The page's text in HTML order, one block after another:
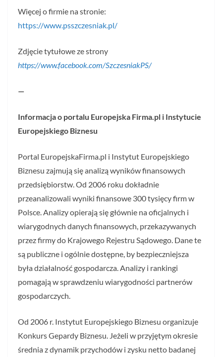
Więcej o firmie na stronie:
https://www.psszczesniak.pl/
Zdjęcie tytułowe ze strony
https://www.facebook.com/SzczesniakPS/
—
Informacja o portalu Europejska Firma.pl i Instytucie
Europejskiego Biznesu
Portal EuropejskaFirma.pl i Instytut Europejskiego
Biznesu zajmują się analizą wyników finansowych
przedsiębiorstw. Od 2006 roku dokładnie
przeanalizowali wyniki finansowe 300 tysięcy firm w
Polsce. Analizy opierają się głównie na oficjalnych i
wiarygodnych danych finansowych, przekazywanych
przez firmy do Krajowego Rejestru Sądowego. Dane te
są publiczne i ogólnie dostępne, by bezpieczniejsza
była działalność gospodarcza. Analizy i rankingi
pomagają w sprawdzeniu wiarygodności partnerów
gospodarczych.
Od 2006 r. Instytut Europejskiego Biznesu organizuje
Konkurs Gepardy Biznesu. Jeżeli w przyjętym okresie
średnia z dynamik przychodów i zysku netto badanej